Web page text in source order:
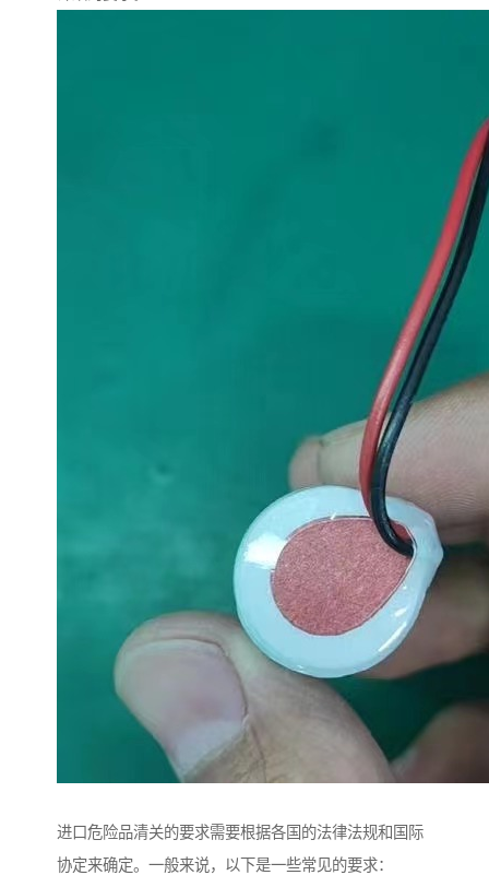
进口危险品清关的要求需要根据各国的法律法规和国际
协定来确定。一般来说，以下是一些常见的要求：